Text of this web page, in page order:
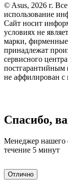
© Asus, 2026 г.
использование
Сайт носит
условиях не
марки, фирменные
принадлежат
сервисного
постгарантийным
не аффилирован с
Спасибо,
Менеджер нашего
течение 5 минут
Отлично